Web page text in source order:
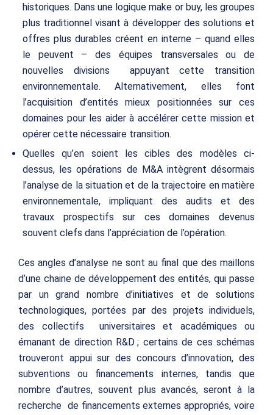
historiques. Dans une logiquemake or buy, les groupes
plus traditionnel visant à développer des solutions et
offres plus durables créent en interne – quand elles
le peuvent – des équipes transversales ou de
nouvelles divisions appuyant cette transition
environnementale. Alternativement, elles font
l’acquisition d’entités mieux positionnées sur ces
domaines pour les aider à accélérer cette mission et
opérer cette nécessaire transition.
Quelles qu’en soient les cibles des modèles ci-
dessus, les opérations de M&A intègrent désormais
l’analyse de la situation et de la trajectoire en matière
environnementale, impliquant des audits et des
travaux prospectifs sur ces domaines devenus
souvent clefs dans l’appréciation de l’opération.
Ces angles d’analyse ne sont au final que des maillons
d’une chaine de développement des entités, qui passe
par un grand nombre d’initiatives et de solutions
technologiques, portées par des projets individuels,
des collectifs universitaires et académiques ou
émanant de direction R&D ; certains de ces schémas
trouveront appui sur des concours d’innovation, des
subventions ou financements internes, tandis que
nombre d’autres, souvent plus avancés, seront à la
recherche de financements externes appropriés, voire